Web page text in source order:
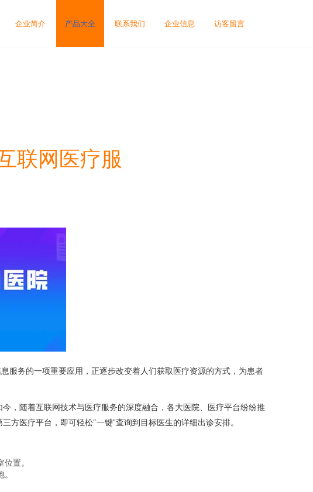
企业简介 产品大全 联系我们 企业信息 访客留言
联网医疗服
服务的一项重要应用，正逐步改变着人们获取医疗资源的方式，为患者
，随着互联网技术与医疗服务的深度融合，各大医院、医疗平台纷纷推
医疗平台，即可轻松“一键”查询到目标医生的详细出诊安排。
置。